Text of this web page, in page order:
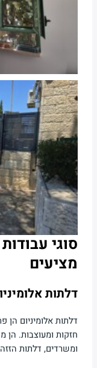
סוגי
מציעים
דלתות
דלתות אלומיניום
חזקות ומעוצבות. הן
ומשרדים, דלתות